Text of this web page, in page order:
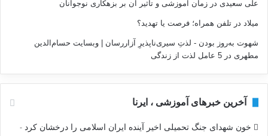
علی سعیدی در زمان آموزشی و تاثیر آن بر بزهکاری نوجوانان
میلاد در تلفن همراه؛ فرصت يا تهديد؟
شهوت به‌روز بودن - لذتِ سیری‌ناپذیرِ آزاررسان | وبسایت حسام‌الدین
مطهری در 5 عامل لذت از زندگی
آخرین خبرهای آموزشی ، ایرنا
خون شهدای جنگ تحمیلی اخیر آینده ایران اسلامی را درخشان کرد